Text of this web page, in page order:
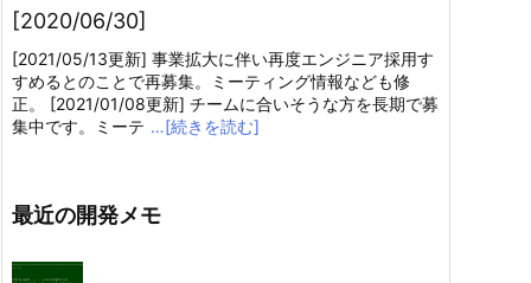
[2020/06/30]
[2021/05/13更新] 事業拡大に伴い再度エンジニア採用す
すめるとのことで再募集。ミーティング情報なども修
正。 [2021/01/08更新] チームに合いそうな方を長期で募
集中です。ミーテ …[続きを読む]
最近の開発メモ